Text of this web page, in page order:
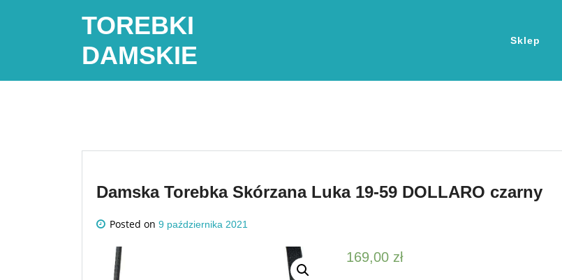
TOREBKI
DAMSKIE
Sklep
Damska Torebka Skórzana Luka 19-59 DOLLARO czarny
Posted on 9 października 2021
169,00 zł